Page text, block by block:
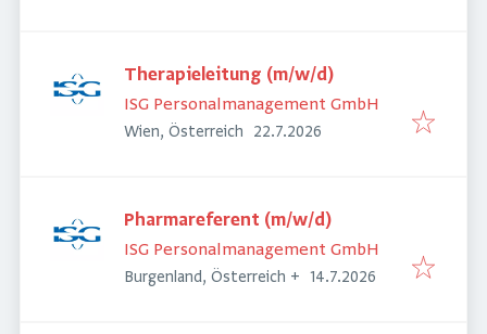
Therapieleitung (m/w/d)
ISG Personalmanagement GmbH
Wien, Österreich Veröffentlicht
22.7.2026
Pharmareferent (m/w/d)
ISG Personalmanagement GmbH
Burgenland, Österreich + Veröffentlicht
14.7.2026